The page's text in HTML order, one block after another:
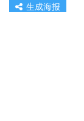
生成海报